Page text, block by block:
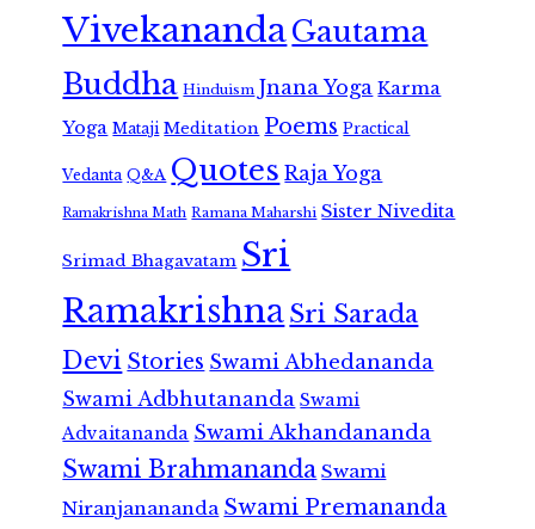
VivekanandaGautama
Buddha Hinduism Jnana Yoga Karma
Yoga Mataji Meditation Poems Practical
Vedanta Q&A Quotes Raja Yoga
Ramakrishna Math Ramana Maharshi Sister Nivedita
Srimad Bhagavatam Sri
RamakrishnaSri Sarada
Devi Stories Swami Abhedananda
Swami Adbhutananda Swami
Advaitananda Swami Akhandananda
Swami Brahmananda Swami
Niranjanananda Swami Premananda